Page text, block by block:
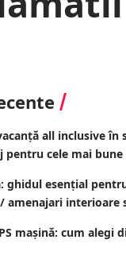
all inclusive
pentru cele mai
ghidul esențial
amenajari interioare
mașină: cum alegi